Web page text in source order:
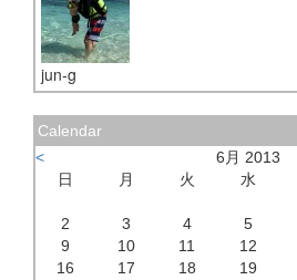
jun-g
Calendar
<
6月 2013
日
月 火 水
2
3 4 5
9
10 11 12
16
17 18 19